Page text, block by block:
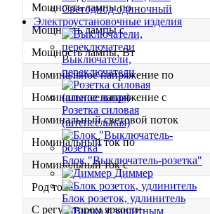
Светодиод одиночный
Электроустановочные изделия
Выключатели,
переключатели
Розетка силовая
(штепсельная)
Блок "Выключатель-розетка"
Диммер
Блок розеток, удлинитель
Мощность лампы по
Мощность лампы с
Мощность лампы, Вт
Номинальное напряжение по
Номинальное напряжение с
Номинальный световой поток
Номинальный ток по
Номинальный ток с
Род тока
С регулятором яркости